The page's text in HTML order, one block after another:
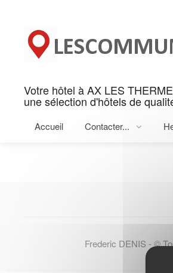
Votre hôtel à AX LES
une sélection d'hôtels de
Accueil Contacter...
Rechercher votre
Rechercher sur AX LES
Frederic DENIS - ©